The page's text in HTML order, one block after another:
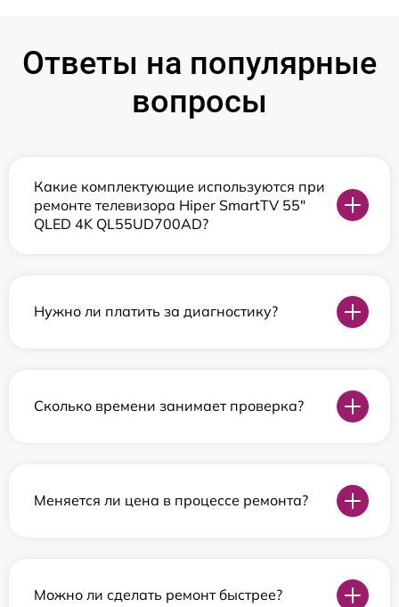
Ответы на популярные
вопросы
Какие комплектующие используются при
ремонте телевизора Hiper SmartTV 55"
QLED 4K QL55UD700AD?
Нужно ли платить за диагностику?
Сколько времени занимает проверка?
Меняется ли цена в процессе ремонта?
Можно ли сделать ремонт быстрее?